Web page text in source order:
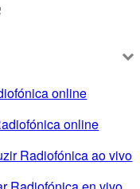
online
online
Radiofónica ao vivo